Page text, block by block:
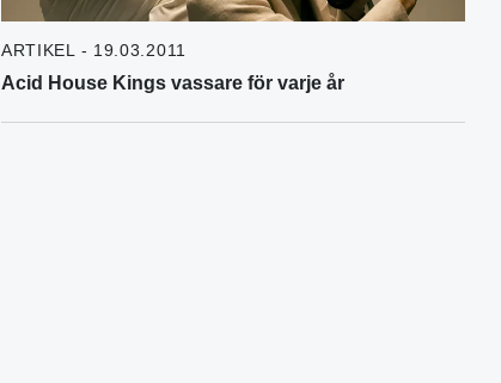
ARTIKEL - 19.03.2011
Acid House Kings vassare för varje år